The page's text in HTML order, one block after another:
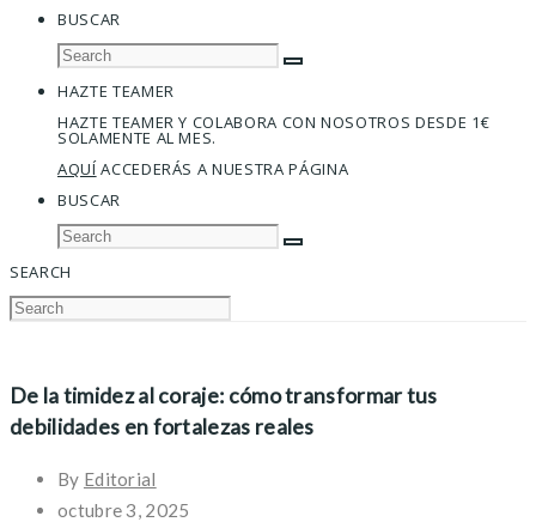
BUSCAR
HAZTE TEAMER
HAZTE TEAMER Y COLABORA CON NOSOTROS DESDE 1€
SOLAMENTE AL MES.
AQUÍACCEDERÁS A NUESTRA PÁGINA
BUSCAR
SEARCH
De la timidez al coraje: cómo transformar tus
debilidades en fortalezas reales
By Editorial
octubre 3, 2025